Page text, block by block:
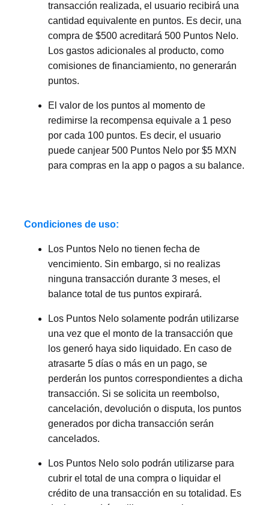
transacción realizada, el usuario recibirá una
cantidad equivalente en puntos. Es decir, una
compra de $500 acreditará 500 Puntos Nelo.
Los gastos adicionales al producto, como
comisiones de financiamiento, no generarán
puntos.
El valor de los puntos al momento de
redimirse la recompensa equivale a 1 peso
por cada 100 puntos. Es decir, el usuario
puede canjear 500 Puntos Nelo por $5 MXN
para compras en la app o pagos a su balance.
Condiciones de uso:
Los Puntos Nelo no tienen fecha de
vencimiento. Sin embargo, si no realizas
ninguna transacción durante 3 meses, el
balance total de tus puntos expirará.
Los Puntos Nelo solamente podrán utilizarse
una vez que el monto de la transacción que
los generó haya sido liquidado. En caso de
atrasarte 5 días o más en un pago, se
perderán los puntos correspondientes a dicha
transacción. Si se solicita un reembolso,
cancelación, devolución o disputa, los puntos
generados por dicha transacción serán
cancelados.
Los Puntos Nelo solo podrán utilizarse para
cubrir el total de una compra o liquidar el
crédito de una transacción en su totalidad. Es